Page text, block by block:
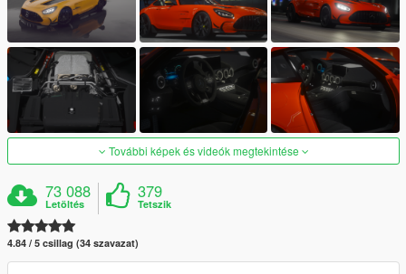
További képek és videók megtekintése
73 088
Letöltés
379
Tetszik
4.84 / 5 csillag (34 szavazat)